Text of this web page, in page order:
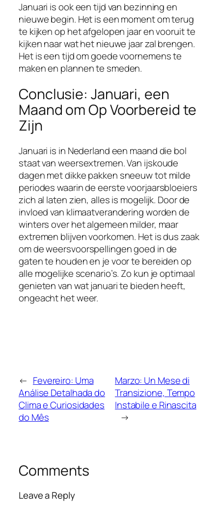
Januari is ook een tijd van bezinning en
nieuwe begin. Het is een moment om terug
te kijken op het afgelopen jaar en vooruit te
kijken naar wat het nieuwe jaar zal brengen.
Het is een tijd om goede voornemens te
maken en plannen te smeden.
Conclusie: Januari, een
Maand om Op Voorbereid te
Zijn
Januari is in Nederland een maand die bol
staat van weersextremen. Van ijskoude
dagen met dikke pakken sneeuw tot milde
periodes waarin de eerste voorjaarsbloeiers
zich al laten zien, alles is mogelijk. Door de
invloed van klimaatverandering worden de
winters over het algemeen milder, maar
extremen blijven voorkomen. Het is dus zaak
om de weersvoorspellingen goed in de
gaten te houden en je voor te bereiden op
alle mogelijke scenario’s. Zo kun je optimaal
genieten van wat januari te bieden heeft,
ongeacht het weer.
← Fevereiro: Uma
Análise Detalhada do
Clima e Curiosidades
do Mês
Marzo: Un Mese di
Transizione, Tempo
Instabile e Rinascita
→
Comments
Leave a Reply